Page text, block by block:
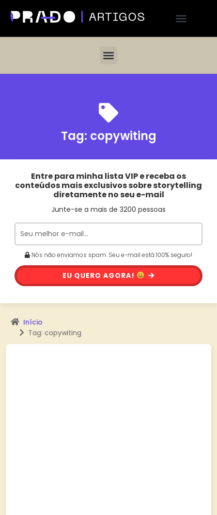
Tag: copywiting
Entre para minha lista VIP e receba os
conteúdos mais exclusivos sobre storytelling
diretamente no seu e-mail
Junte-se a mais de 3200 pessoas
Nós não enviamos spam. Seu e-mail está 100% seguro!
EU QUERO AGORA!
Início
Tag: copywiting